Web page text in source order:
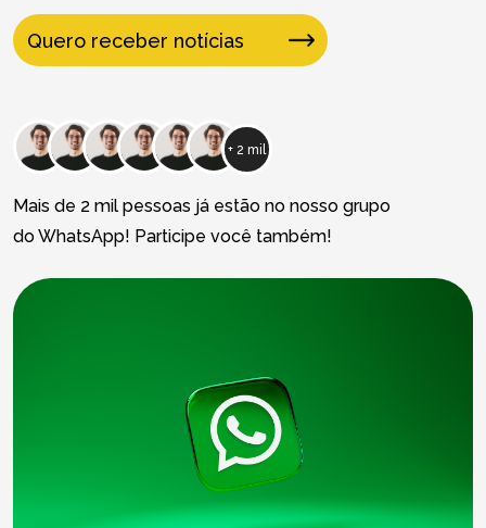
Quero receber notícias
+ 2 mil
Mais de 2 mil pessoas já estão no nosso grupo
do WhatsApp! Participe você também!